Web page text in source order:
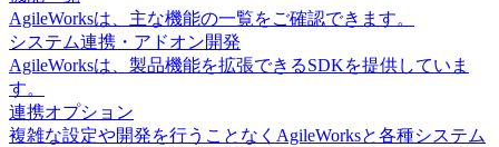
AgileWorksは、主な機能の一覧をご確認できます。
システム連携・アドオン開発
AgileWorksは、製品機能を拡張できるSDKを提供していま
す。
連携オプション
複雑な設定や開発を行うことなくAgileWorksと各種システム